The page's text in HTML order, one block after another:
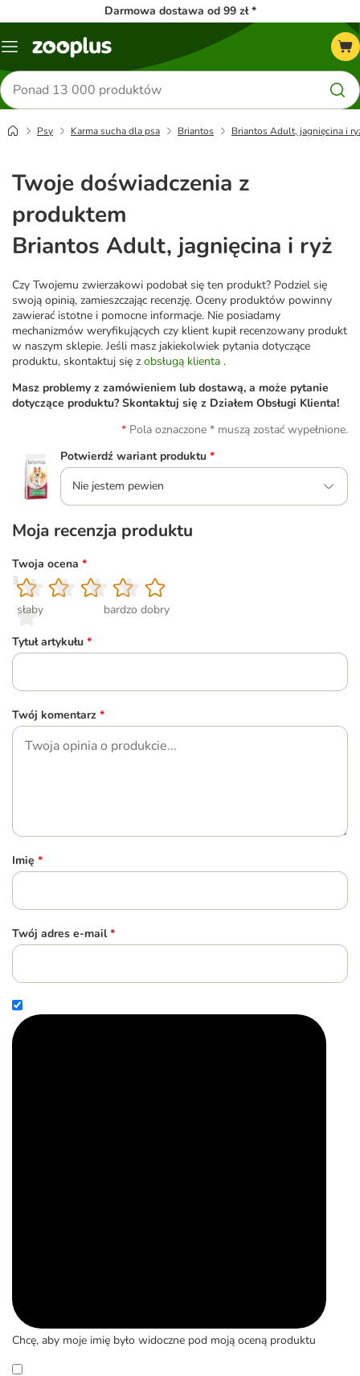
Darmowa dostawa od 99 zł *
Menu
Szukaj
produktów
Psy Karma sucha dla psa Briantos Briantos Adult, jagnięcina i
Twoje doświadczenia z
produktem
Briantos Adult, jagnięcina i ryż
Czy Twojemu zwierzakowi podobał się ten produkt? Podziel się
swoją opinią, zamieszczając recenzję. Oceny produktów powinny
zawierać istotne i pomocne informacje. Nie posiadamy
mechanizmów weryfikujących czy klient kupił recenzowany produkt
w naszym sklepie. Jeśli masz jakiekolwiek pytania dotyczące
produktu, skontaktuj się z obsługą klienta .
Masz problemy z zamówieniem lub dostawą, a może pytanie
dotyczące produktu? Skontaktuj się z Działem Obsługi Klienta!
Pola oznaczone * muszą zostać wypełnione.
Potwierdź wariant produktu *
Nie jestem pewien
Moja recenzja produktu
Twoja ocena *
1
słaby
2
3
4
5
bardzo dobry
Tytuł artykułu *
Twój komentarz *
Imię *
Twój adres e-mail *
Chcę, aby moje imię było widoczne pod moją oceną produktu